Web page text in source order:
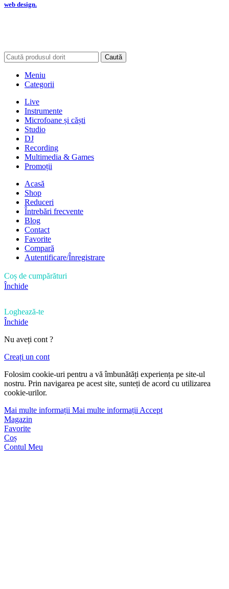
web design.
Caută
Meniu
Categorii
Live
Instrumente
Microfoane și căști
Studio
DJ
Recording
Multimedia & Games
Promoții
Acasă
Shop
Reduceri
Întrebări frecvente
Blog
Contact
Favorite
Compară
Autentificare/Înregistrare
Coș de cumpărături
Închide
Loghează-te
Închide
Nu aveți cont ?
Creați un cont
Folosim cookie-uri pentru a vă îmbunătăți experiența pe site-ul
nostru. Prin navigarea pe acest site, sunteți de acord cu utilizarea
cookie-urilor.
Mai multe informații Mai multe informațiiAccept
Magazin
Favorite
Coș
Contul Meu